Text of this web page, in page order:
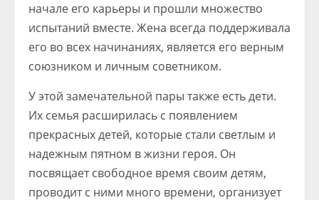
начале его карьеры и прошли множество
испытаний вместе. Жена всегда поддерживала
его во всех начинаниях, является его верным
союзником и личным советником.
У этой замечательной пары также есть дети.
Их семья расширилась с появлением
прекрасных детей, которые стали светлым и
надежным пятном в жизни героя. Он
посвящает свободное время своим детям,
проводит с ними много времени, организует